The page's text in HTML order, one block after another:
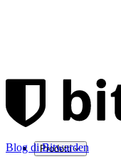
Prodotti
Blog di Bitwarden